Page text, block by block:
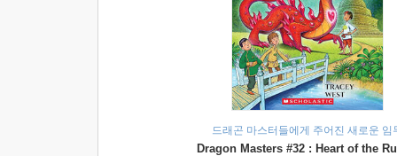
드래곤 마스터들에게 주어진 새로운 임